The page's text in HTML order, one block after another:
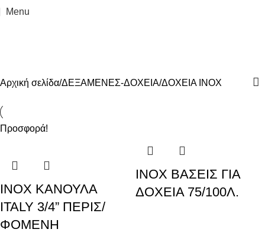
Menu
Αρχική σελίδα ΔΕΞΑΜΕΝΕΣ-ΔΟΧΕΙΑ ΔΟΧΕΙΑ INOX
Προσφορά!
INOX ΚΑΝΟΥΛΑ
ITALY 3/4” ΠΕΡΙΣ/
ΦΟΜΕΝΗ
INOX ΒΑΣΕΙΣ ΓΙΑ
ΔΟΧΕΙΑ 75/100Λ.